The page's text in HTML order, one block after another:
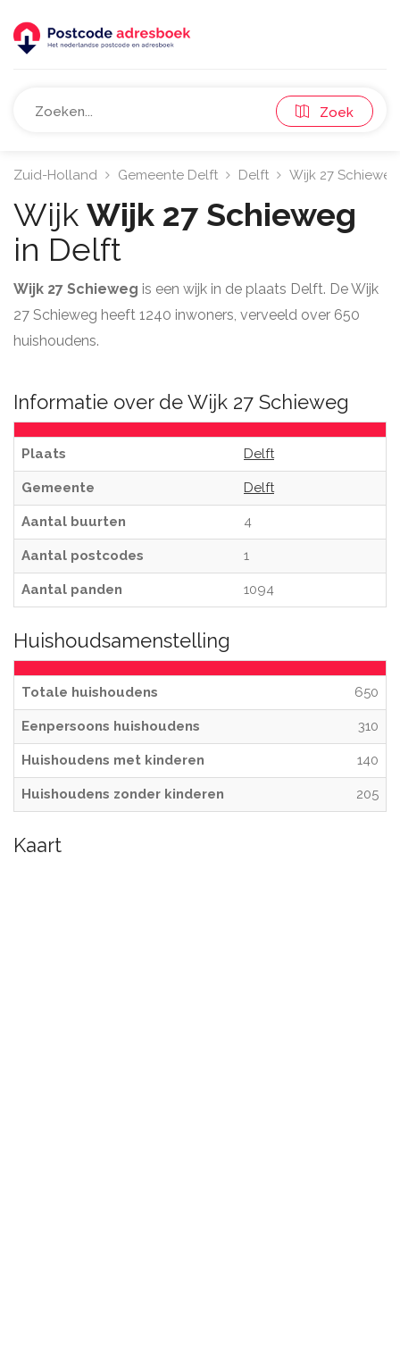
Zoek
Zuid-Holland Gemeente Delft Delft Wijk 27 Schieweg
Wijk Wijk 27 Schieweg
in Delft
Wijk 27 Schieweg is een wijk in de plaats Delft. De Wijk
27 Schieweg heeft 1240 inwoners, verveeld over 650
huishoudens.
Informatie over de Wijk 27 Schieweg
Plaats Delft
Gemeente Delft
Aantal buurten 4
Aantal postcodes 1
Aantal panden 1094
Huishoudsamenstelling
Totale huishoudens 650
Eenpersoons huishoudens 310
Huishoudens met kinderen 140
Huishoudens zonder kinderen 205
Kaart